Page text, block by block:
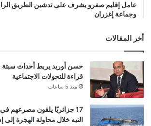
عامل إقليم صفرو يشرف على تدشين الطريق
وجماعة إغزران
أخر المقالات
حسن أوريد يربط أحداث سبتة
قراءة للتحولات الاجتماعية
منذ 5 ساعات
التيه خلال محاولة الهجرة إلى